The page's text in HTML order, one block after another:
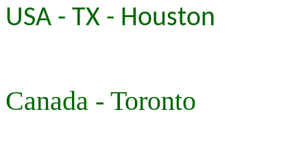
USA - TX - Houston
Canada - Toronto